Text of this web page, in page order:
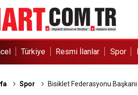
Türkiye Resmi İlanlar Spor
Spor Bisiklet Federasyonu